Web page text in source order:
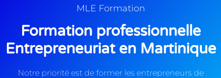
MLE Formation
Formation professionnelle
Entrepreneuriat en Martinique
Notre priorité est de former les entrepreneurs de